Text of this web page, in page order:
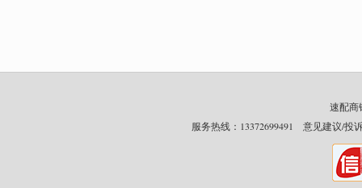
速配商
服务热线：13372699491 意见建议/投